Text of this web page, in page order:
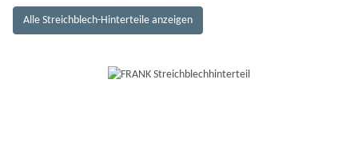
Alle Streichblech-Hinterteile anzeigen
Bildergalerie überspringen